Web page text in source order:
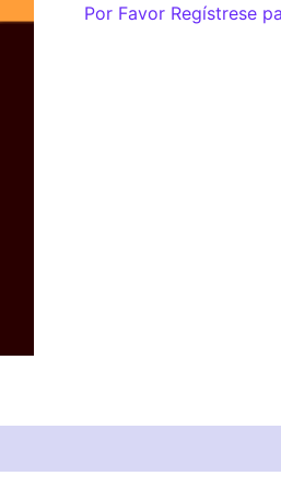
Por Favor Regístrese